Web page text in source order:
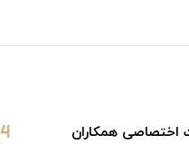
اختصاصی همکاران